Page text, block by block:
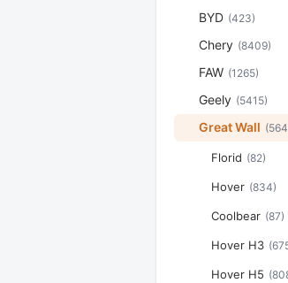
BYD (423)
Chery (8409)
FAW (1265)
Geely (5415)
Great Wall
Florid (82)
Hover (834)
Coolbear (87)
Hover H3
Hover H5